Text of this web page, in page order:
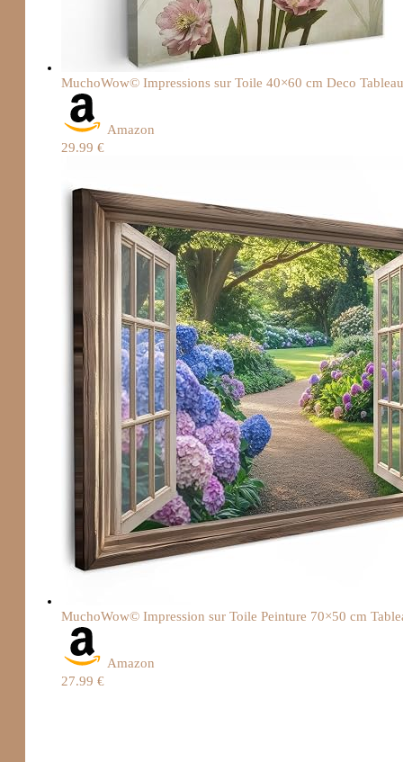
MuchoWow© Impressions sur Toile 40×60 cm Deco
Amazon
29.99 €
MuchoWow© Impression sur Toile Peinture 70×50 cm
Amazon
27.99 €